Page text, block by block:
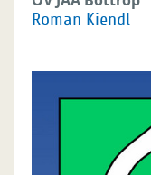
Roman Kiendl